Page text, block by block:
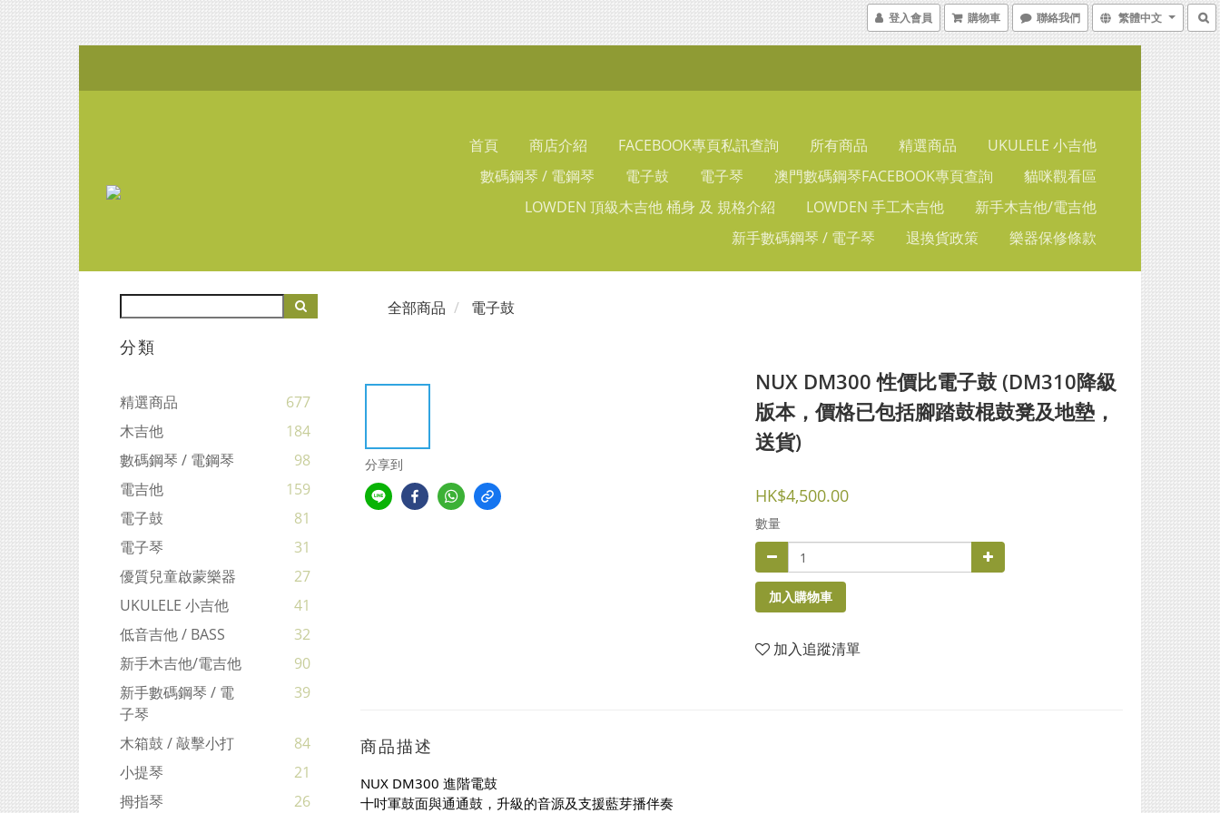
登入會員 購物車 聯絡我們 繁體中文
首頁 商店介紹 FACEBOOK專頁私訊查詢 所有商品 精選商品
UKULELE 小吉他
數碼鋼琴 / 電鋼琴
電子鼓 電子琴 澳門數碼鋼琴FACEBOOK專頁查詢
貓咪觀看區
LOWDEN 頂級木吉他 桶身 及 規格介紹
LOWDEN 手工木吉他
新手木吉他/電吉他
新手數碼鋼琴 / 電子琴
退換貨政策 樂器保修條款
分類
精選商品
677
木吉他
184
數碼鋼琴 / 電鋼琴
98
電吉他
159
電子鼓
81
電子琴
31
優質兒童啟蒙樂器
27
UKULELE 小吉他
41
低音吉他 / BASS
32
新手木吉他/電吉他
90
新手數碼鋼琴 / 電
子琴
39
木箱鼓 / 敲擊小打
84
小提琴
21
拇指琴
26
全部商品 電子鼓
分享到
NUX DM300 性價比電子鼓 (DM310降級
版本，價格已包括腳踏鼓棍鼓凳及地墊，
送貨)
HK$4,500.00
數量
加入購物車
加入追蹤清單
商品描述
NUX DM300 進階電鼓
十吋軍鼓面與通通鼓，升級的音源及支援藍芽播伴奏